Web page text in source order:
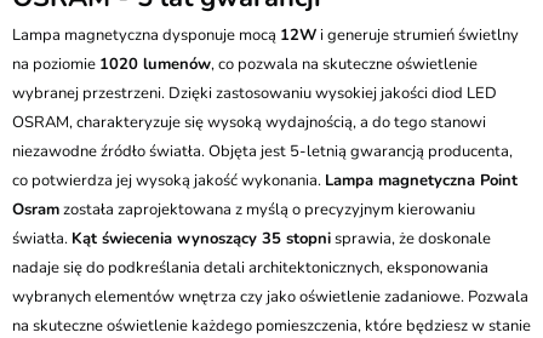
Lampa magnetyczna dysponuje mocą 12W i generuje strumień świetlny
na poziomie 1020 lumenów, co pozwala na skuteczne oświetlenie
wybranej przestrzeni. Dzięki zastosowaniu wysokiej jakości diod LED
OSRAM, charakteryzuje się wysoką wydajnością, a do tego stanowi
niezawodne źródło światła. Objęta jest 5-letnią gwarancją producenta,
co potwierdza jej wysoką jakość wykonania. Lampa magnetyczna Point
Osramzostała zaprojektowana z myślą o precyzyjnym kierowaniu
światła. Kąt świecenia wynoszący 35 stopnisprawia, że doskonale
nadaje się do podkreślania detali architektonicznych, eksponowania
wybranych elementów wnętrza czy jako oświetlenie zadaniowe. Pozwala
na skuteczne oświetlenie każdego pomieszczenia, które będziesz w stanie